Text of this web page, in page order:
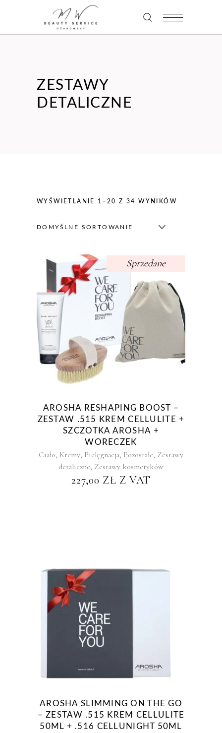
ZESTAWY
DETALICZNE
WYŚWIETLANIE 1–20 Z 34 WYNIKÓW
DOMYŚLNE SORTOWANIE
Sprzedane
AROSHA RESHAPING BOOST –
ZESTAW .515 KREM CELLULITE +
SZCZOTKA AROSHA +
WORECZEK
Ciało, Kremy, Pielęgnacja, Pozostałe, Zestawy
detaliczne, Zestawy kosmetyków
227,00 ZŁ Z VAT
AROSHA SLIMMING ON THE GO
– ZESTAW .515 KREM CELLULITE
50ML + .516 CELLUNIGHT 50ML